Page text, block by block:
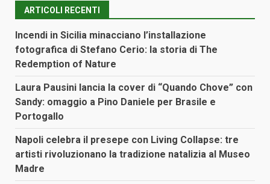
ARTICOLI RECENTI
Incendi in Sicilia minacciano l’installazione
fotografica di Stefano Cerio: la storia di The
Redemption of Nature
Laura Pausini lancia la cover di “Quando Chove” con
Sandy: omaggio a Pino Daniele per Brasile e
Portogallo
Napoli celebra il presepe con Living Collapse: tre
artisti rivoluzionano la tradizione natalizia al Museo
Madre